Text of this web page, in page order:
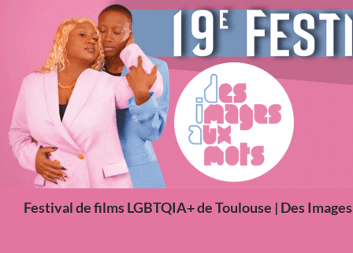
Aller
au
contenu
Festival de films LGBTQIA+ de Toulouse | Des